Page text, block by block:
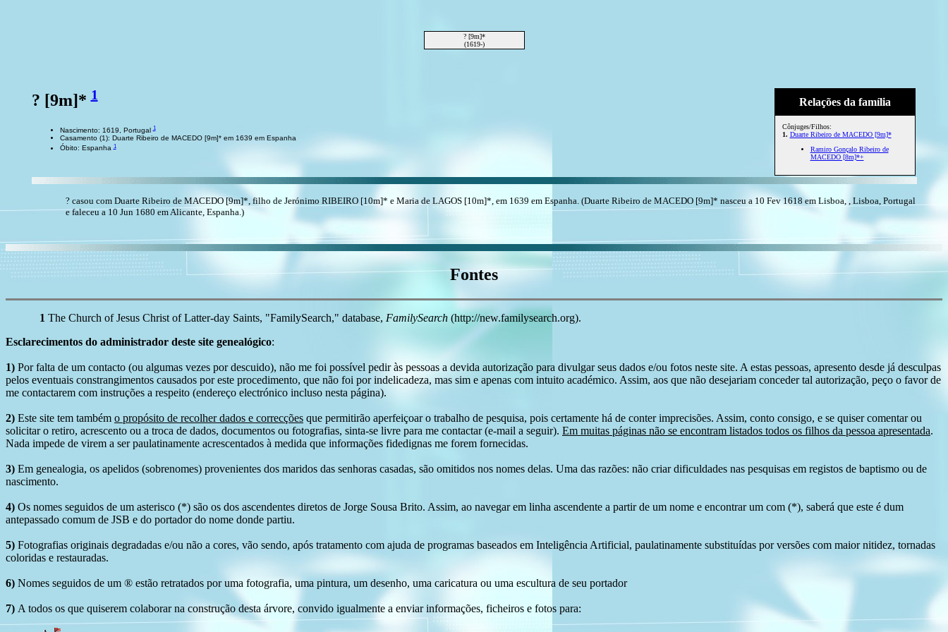
? [9m]*
(1619-)
Relações da família
Cônjuges/Filhos:
1. Duarte Ribeiro de MACEDO [9m]*
Ramiro Gonçalo Ribeiro de
MACEDO [8m]*+
? [9m]*1
Nascimento: 1619, Portugal1
Casamento (1): Duarte Ribeiro de MACEDO [9m]* em 1639 em Espanha
Óbito: Espanha1
? casou com Duarte Ribeiro de MACEDO [9m]*, filho de Jerónimo RIBEIRO [10m]* e Maria de LAGOS [10m]*, em 1639 em Espanha. (Duarte Ribeiro de MACEDO [9m]* nasceu a 10 Fev 1618 em Lisboa, , Lisboa, Portugal
e faleceu a 10 Jun 1680 em Alicante, Espanha.)
Fontes
1 The Church of Jesus Christ of Latter-day Saints, "FamilySearch," database, FamilySearch (http://new.familysearch.org).
Esclarecimentos do administrador deste site genealógico:
1) Por falta de um contacto (ou algumas vezes por descuido), não me foi possível pedir às pessoas a devida autorização para divulgar seus dados e/ou fotos neste site. A estas pessoas, apresento desde já desculpas
pelos eventuais constrangimentos causados por este procedimento, que não foi por indelicadeza, mas sim e apenas com intuito académico. Assim, aos que não desejariam conceder tal autorização, peço o favor de
me contactarem com instruções a respeito (endereço electrónico incluso nesta página).
2) Este site tem também o propósito de recolher dados e correcções que permitirão aperfeiçoar o trabalho de pesquisa, pois certamente há de conter imprecisões. Assim, conto consigo, e se quiser comentar ou
solicitar o retiro, acrescento ou a troca de dados, documentos ou fotografias, sinta-se livre para me contactar (e-mail a seguir). Em muitas páginas não se encontram listados todos os filhos da pessoa apresentada.
Nada impede de virem a ser paulatinamente acrescentados à medida que informações fidedignas me forem fornecidas.
3) Em genealogia, os apelidos (sobrenomes) provenientes dos maridos das senhoras casadas, são omitidos nos nomes delas. Uma das razões: não criar dificuldades nas pesquisas em registos de baptismo ou de
nascimento.
4) Os nomes seguidos de um asterisco (*) são os dos ascendentes diretos de Jorge Sousa Brito. Assim, ao navegar em linha ascendente a partir de um nome e encontrar um com (*), saberá que este é dum
antepassado comum de JSB e do portador do nome donde partiu.
5) Fotografias originais degradadas e/ou não a cores, vão sendo, após tratamento com ajuda de programas baseados em Inteligência Artificial, paulatinamente substituídas por versões com maior nitidez, tornadas
coloridas e restauradas.
6) Nomes seguidos de um ® estão retratados por uma fotografia, uma pintura, um desenho, uma caricatura ou uma escultura de seu portador
7) A todos os que quiserem colaborar na construção desta árvore, convido igualmente a enviar informações, ficheiros e fotos para: